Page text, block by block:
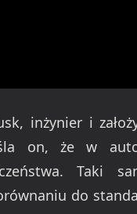
inżynier i
on, że w
Taki
do